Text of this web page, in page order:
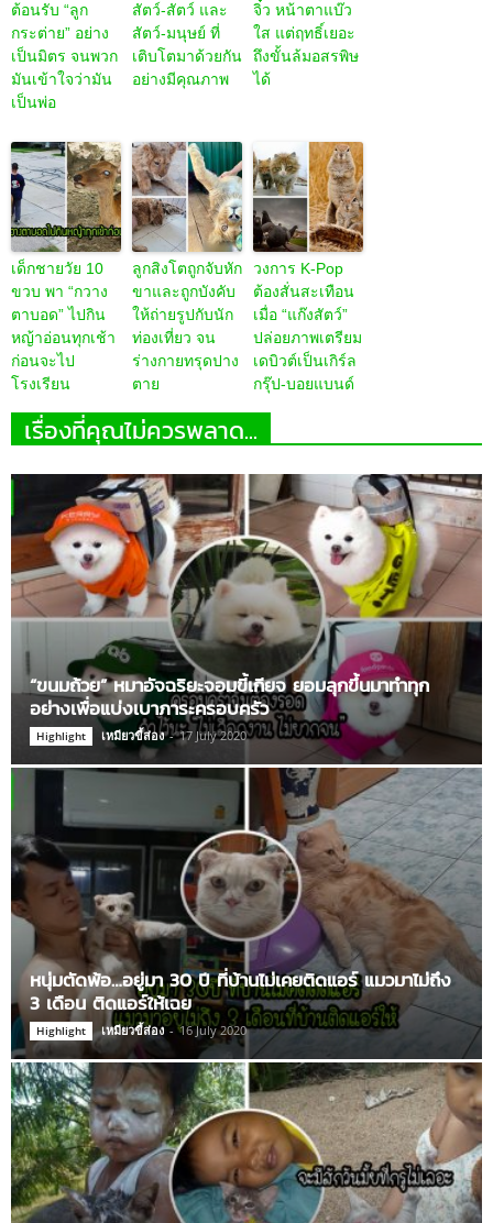
ต้อนรับ “ลูก
กระต่าย” อย่าง
เป็นมิตร จนพวก
มันเข้าใจว่ามัน
เป็นพ่อ
สัตว์-สัตว์ และ
สัตว์-มนุษย์ ที่
เติบโตมาด้วยกัน
อย่างมีคุณภาพ
จิ๋ว หน้าตาแบ๊ว
ใส แต่ฤทธิ์เยอะ
ถึงขั้นล้มอสรพิษ
ได้
เด็กชายวัย 10
ขวบ พา “กวาง
ตาบอด” ไปกิน
หญ้าอ่อนทุกเช้า
ก่อนจะไป
โรงเรียน
ลูกสิงโตถูกจับหัก
ขาและถูกบังคับ
ให้ถ่ายรูปกับนัก
ท่องเที่ยว จน
ร่างกายทรุดปาง
ตาย
วงการ K-Pop
ต้องสั่นสะเทือน
เมื่อ “แก๊งสัตว์”
ปล่อยภาพเตรียม
เดบิวต์เป็นเกิร์ล
กรุ๊ป-บอยแบนด์
เรื่องที่คุณไม่ควรพลาด...
“ขนมถ้วย” หมาอัจฉริยะจอมขี้เกียจ ยอมลุกขึ้นมาทำทุก
อย่างเพื่อแบ่งเบาภาระครอบครัว
Highlight เหมียวขี้ส่อง - 17 July 2020
หนุ่มตัดพ้อ…อยู่มา 30 ปี ที่บ้านไม่เคยติดแอร์ แมวมาไม่ถึง
3 เดือน ติดแอร์ให้เฉย
Highlight เหมียวขี้ส่อง - 16 July 2020